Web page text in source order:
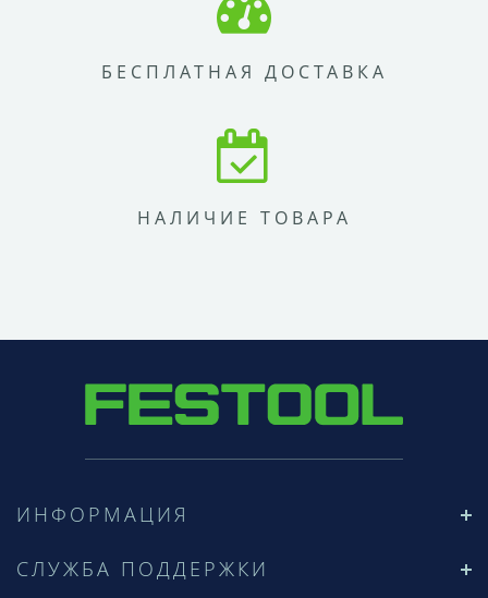
БЕСПЛАТНАЯ ДОСТАВКА
НАЛИЧИЕ ТОВАРА
ИНФОРМАЦИЯ
СЛУЖБА ПОДДЕРЖКИ